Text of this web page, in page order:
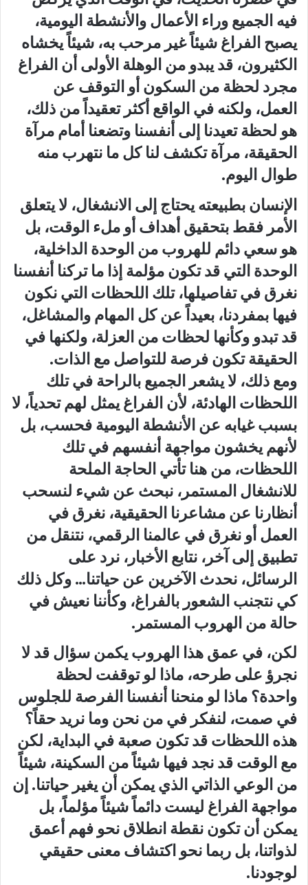
فيه الجميع وراء الأعمال والأنشطة اليومية،
يصبح الفراغ شيئاً غير مرحب به، شيئاً يخشاه
الكثيرون، قد يبدو من الوهلة الأولى أن الفراغ
مجرد لحظة من السكون أو التوقف عن
العمل، ولكنه في الواقع أكثر تعقيداً من ذلك،
هو لحظة تعيدنا إلى أنفسنا وتضعنا أمام مرآة
الحقيقة، مرآة تكشف لنا كل ما نتهرب منه
طوال اليوم.
الإنسان بطبيعته يحتاج إلى الانشغال، لا يتعلق
الأمر فقط بتحقيق أهداف أو ملء الوقت، بل
هو سعي دائم للهروب من الوحدة الداخلية،
الوحدة التي قد تكون مؤلمة إذا ما تركنا أنفسنا
نغرق في تفاصيلها، تلك اللحظات التي نكون
فيها بمفردنا، بعيداً عن كل المهام والمشاغل،
قد تبدو وكأنها لحظات من العزلة، ولكنها في
الحقيقة تكون فرصة للتواصل مع الذات.
ومع ذلك، لا يشعر الجميع بالراحة في تلك
اللحظات الهادئة، لأن الفراغ يمثل لهم تحدياً، لا
بسبب غيابه عن الأنشطة اليومية فحسب، بل
لأنهم يخشون مواجهة أنفسهم في تلك
اللحظات، من هنا تأتي الحاجة الملحة
للانشغال المستمر، نبحث عن شيء لنسحب
أنظارنا عن مشاعرنا الحقيقية، نغرق في
العمل أو نغرق في عالمنا الرقمي، نتنقل من
تطبيق إلى آخر، نتابع الأخبار، نرد على
الرسائل، نحدث الآخرين عن حياتنا… وكل ذلك
كي نتجنب الشعور بالفراغ، وكأننا نعيش في
حالة من الهروب المستمر.
لكن، في عمق هذا الهروب يكمن سؤال قد لا
نجرؤ على طرحه، ماذا لو توقفت لحظة
واحدة؟ ماذا لو منحنا أنفسنا الفرصة للجلوس
في صمت، لنفكر في من نحن وما نريد حقاً؟
هذه اللحظات قد تكون صعبة في البداية، لكن
مع الوقت قد نجد فيها شيئاً من السكينة، شيئاً
من الوعي الذاتي الذي يمكن أن يغير حياتنا. إن
مواجهة الفراغ ليست دائماً شيئاً مؤلماً، بل
يمكن أن تكون نقطة انطلاق نحو فهم أعمق
لذواتنا، بل ربما نحو اكتشاف معنى حقيقي
لوجودنا.